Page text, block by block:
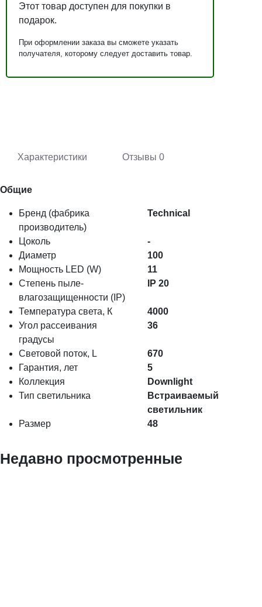
Этот товар доступен для покупки в
подарок.
При оформлении заказа вы сможете указать
получателя, которому следует доставить товар.
Характеристики Отзывы 0
Общие
Бренд (фабрика
производитель)
Technical
Цоколь
-
Диаметр
100
Мощность LED (W)
11
Степень пыле-
влагозащищенности (IP)
IP 20
Температура света, К
4000
Угол рассеивания
градусы
36
Световой поток, L
670
Гарантия, лет
5
Коллекция
Downlight
Тип светильника
Встраиваемый
светильник
Размер
48
Недавно просмотренные